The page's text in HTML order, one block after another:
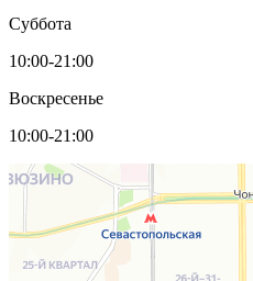
Суббота
10:00-21:00
Воскресенье
10:00-21:00